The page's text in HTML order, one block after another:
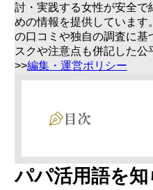
討・実践する女性が安全で
めの情報を提供していま
の口コミや独自の調査に基
スクや注意点も併記した公
>>編集・運営ポリシー
目次
パパ活用語を